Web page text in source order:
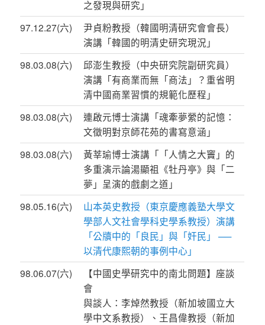
之發現與研究」
97.12.27(六)
尹貞粉教授（韓國明清研究會會長）
演講「韓國的明清史研究現況」
98.03.08(六)
邱澎生教授（中央研究院副研究員）
演講「有商業而無「商法」？重省明
清中國商業習慣的規範化歷程」
98.03.08(六)
連啟元博士演講「魂牽夢縈的記憶：
文徵明對京師花苑的書寫意涵」
98.03.08(六)
黃莘瑜博士演講「「人情之大竇」的
多重演示論湯顯祖《牡丹亭》與「二
夢」呈演的戲劇之道」
98.05.16(六)
山本英史教授（東京慶應義塾大學文
學部人文社會學科史學系教授）演講
「公牘中的「良民」與「奸民」 ──
以清代康熙朝的事例中心」
98.06.07(六)
【中國史學研究中的南北問題】座談
會
與談人：李焯然教授（新加坡國立大
學中文系教授）、王昌偉教授（新加